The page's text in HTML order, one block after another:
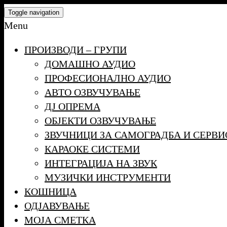
Skip
to
content
Toggle navigation
Menu
ПРОИЗВОДИ – ГРУПИ
ДОМАШНО АУДИО
ПРОФЕСИОНАЛНО АУДИО
АВТО ОЗВУЧУВАЊЕ
ДЈ ОПРЕМА
ОБЈЕКТИ ОЗВУЧУВАЊЕ
ЗВУЧНИЦИ ЗА САМОГРАДБА И
КАРАОКЕ СИСТЕМИ
ИНТЕГРАЦИЈА НА ЗВУК
МУЗИЧКИ ИНСТРУМЕНТИ
КОШНИЦА
ОДЈАВУВАЊЕ
МОЈА СМЕТКА